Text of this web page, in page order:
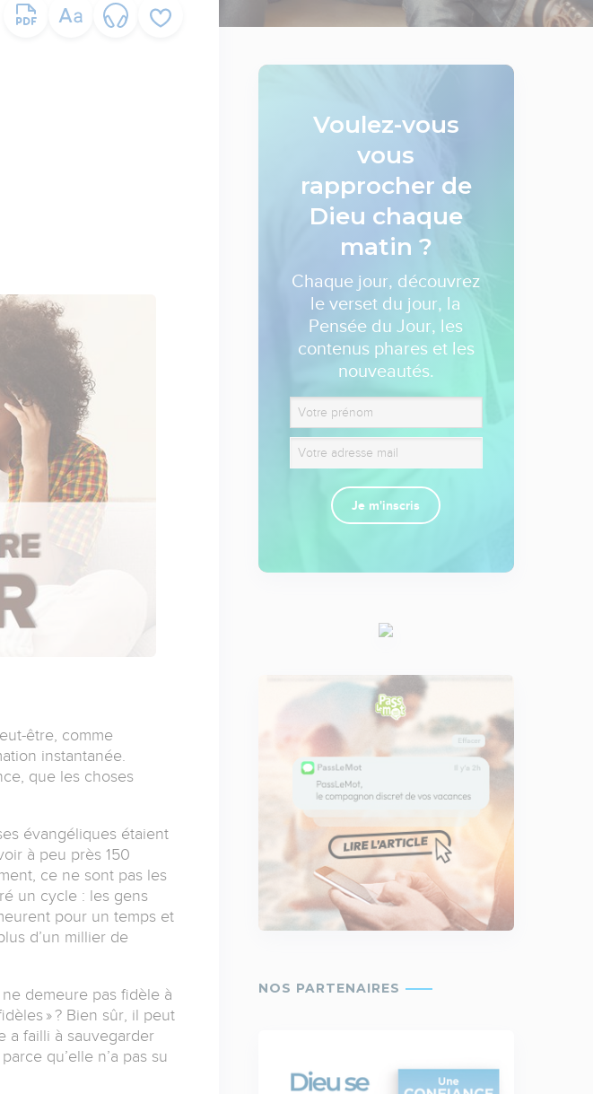
être, comme
instantanée.
que les choses
évangéliques étaient
à peu près 150
ce ne sont pas les
un cycle : les gens
pour un temps et
d’un millier de
demeure pas fidèle à
» ? Bien sûr, il peut
a failli à sauvegarder
qu’elle n’a pas su
Voulez-vous
vous
rapprocher de
Dieu chaque
matin ?
Chaque jour, découvrez
le verset du jour, la
Pensée du Jour, les
contenus phares et les
nouveautés.
Je m'inscris